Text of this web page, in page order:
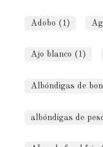
Adobo (1)
Ajo blanco (1)
Albóndigas de
albóndigas de